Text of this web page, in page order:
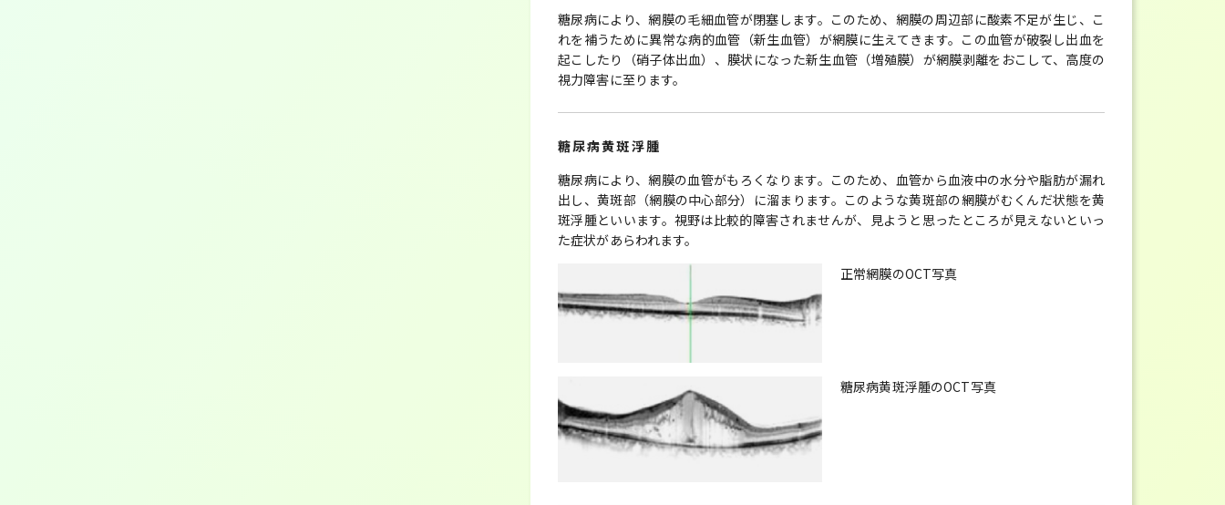
糖尿病により、網膜の毛細血管が閉塞します。このため、網膜の周辺部に酸素不足が生じ、こ
れを補うために異常な病的血管（新生血管）が網膜に生えてきます。この血管が破裂し出血を
起こしたり（硝子体出血）、膜状になった新生血管（増殖膜）が網膜剥離をおこして、高度の
視力障害に至ります。
糖尿病黄斑浮腫
糖尿病により、網膜の血管がもろくなります。このため、血管から血液中の水分や脂肪が漏れ
出し、黄斑部（網膜の中心部分）に溜まります。このような黄斑部の網膜がむくんだ状態を黄
斑浮腫といいます。視野は比較的障害されませんが、見ようと思ったところが見えないといっ
た症状があらわれます。
正常網膜のOCT写真
糖尿病黄斑浮腫のOCT写真